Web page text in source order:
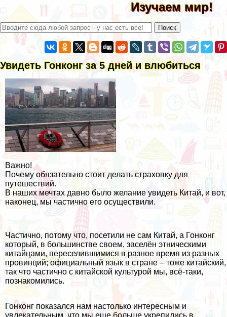
Изучаем мир!
Увидеть Гонконг за 5 дней и влюбиться
Важно!
Почему обязательно стоит делать страховку для
путешествий.
В наших мечтах давно было желание увидеть Китай, и вот,
наконец, мы частично его осуществили.
Частично, потому что, посетили не сам Китай, а Гонконг
который, в большинстве своем, заселён этническими
китайцами, переселившимися в разное время из разных
провинций; официальный язык в стране – тоже китайский,
так что частично с китайской культурой мы, всё-таки,
познакомились.
Гонконг показался нам настолько интересным и